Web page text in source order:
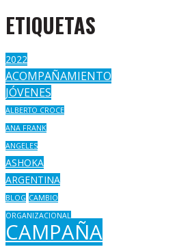
ETIQUETAS
2022
ACOMPAÑAMIENTO
JÓVENES
ALBERTO CROCE
ANA FRANK
ANGELES
ASHOKA
ARGENTINA
BLOG CAMBIO
ORGANIZACIONAL
CAMPAÑA